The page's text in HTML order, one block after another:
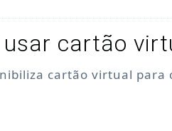
usar cartão
cartão virtual para